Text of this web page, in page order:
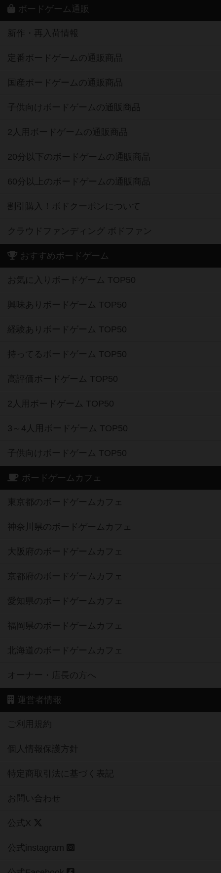
ボードゲーム通販
新作・再入荷情報
定番ボードゲームの通販商品
国産ボードゲームの通販商品
子供向けボードゲームの通販商品
2人用ボードゲームの通販商品
20分以下のボードゲームの通販商品
60分以上のボードゲームの通販商品
割引購入！ボドクーポンについて
クラウドファンディング ボドファン
おすすめボードゲーム
お気に入りボードゲーム TOP50
興味ありボードゲーム TOP50
経験ありボードゲーム TOP50
持ってるボードゲーム TOP50
高評価ボードゲーム TOP50
2人用ボードゲーム TOP50
3～4人用ボードゲーム TOP50
子供向けボードゲーム TOP50
ボードゲームカフェ
東京都のボードゲームカフェ
神奈川県のボードゲームカフェ
大阪府のボードゲームカフェ
京都府のボードゲームカフェ
愛知県のボードゲームカフェ
福岡県のボードゲームカフェ
北海道のボードゲームカフェ
オーナー・店長の方へ
運営者情報
ご利用規約
個人情報保護方針
特定商取引法に基づく表記
お問い合わせ
公式X
公式instagram